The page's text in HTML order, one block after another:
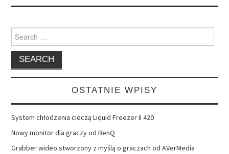
Search
for:
OSTATNIE WPISY
System chłodzenia cieczą Liquid Freezer II 420
Nowy monitor dla graczy od BenQ
Grabber wideo stworzony z myślą o graczach od AVerMedia